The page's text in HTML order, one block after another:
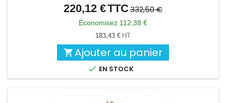
Prix
Prix
de
base
220,12 €TTC332,50 €
Économisez 112,38 €
183,43 € HT
 Ajouter au panier
 EN STOCK